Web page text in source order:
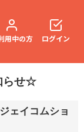
用中の方 ログイン
らせ☆
ェイコムショ